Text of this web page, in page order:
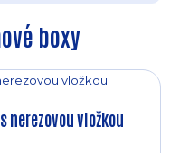
boxy
nerezovou vložkou